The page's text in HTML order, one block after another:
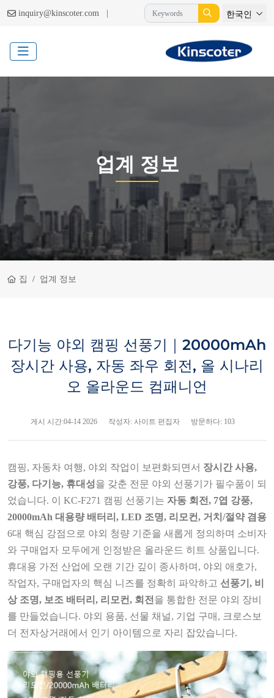
inquiry@kinscoter.com | 한국인
업계 정보
집 업계 정보
다기능 야외 캠핑 선풍기｜20000mAh
장시간 사용, 자동 좌우 회전, 올 시나리
오 올라운드 컴패니언
게시 시간:04-14 2026 작성자: 사이트 편집자 방문하다: 103
캠핑, 자동차 여행, 야외 작업이 보편화되면서 장시간 사용,
강풍, 다기능, 휴대성을 갖춘 전문 야외 선풍기가 필수품이 되
었습니다. 이 KC‑F271 캠핑 선풍기는 자동 회전, 7엽 강풍,
20000mAh 대용량 배터리, LED 조명, 리모컨, 거치/절약 겸용
6대 핵심 강점으로 야외 청량 기준을 새롭게 정의하며 소비자
와 구매업자 모두에게 인정받은 올라운드 히트 상품입니다.
휴대용 가전 산업에 오랜 기간 깊이 종사하며, 야외 애호가,
작업자, 구매업자의 핵심 니즈를 정확히 파악하고 선풍기, 비
상 조명, 보조 배터리, 리모컨, 회전 을 통합한 전문 야외 장비
를 만들었습니다. 야외 용품, 선물 채널, 기업 구매, 크로스보
더 전자상거래에서 인기 아이템으로 자리 잡았습니다.